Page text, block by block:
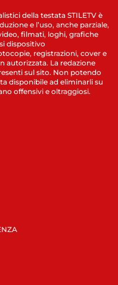
della testata STILETV è
e l’uso, anche parziale,
filmati, loghi, grafiche
dispositivo
registrazioni, cover e
autorizzata. La redazione
sul sito. Non potendo
disponibile ad eliminarli su
offensivi e oltraggiosi.